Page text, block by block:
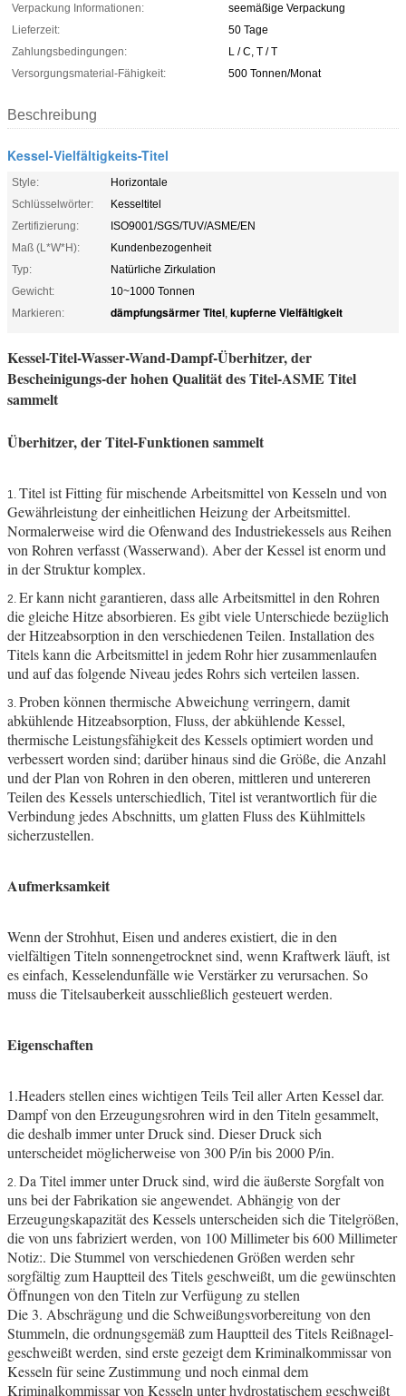
Verpackung Informationen:
seemäßige Verpackung
Lieferzeit:
50 Tage
Zahlungsbedingungen:
L / C, T / T
Versorgungsmaterial-Fähigkeit:
500 Tonnen/Monat
Beschreibung
Kessel-Vielfältigkeits-Titel
Style:
Horizontale
Schlüsselwörter:
Kesseltitel
Zertifizierung:
ISO9001/SGS/TUV/ASME/EN
Maß (L*W*H):
Kundenbezogenheit
Typ:
Natürliche Zirkulation
Gewicht:
10~1000 Tonnen
Markieren:
dämpfungsärmer Titel, kupferne Vielfältigkeit
Kessel-Titel-Wasser-Wand-Dampf-Überhitzer, der
Bescheinigungs-der hohen Qualität des Titel-ASME Titel
sammelt
Überhitzer, der Titel-Funktionen sammelt
1. Titel ist Fitting für mischende Arbeitsmittel von Kesseln und von
Gewährleistung der einheitlichen Heizung der Arbeitsmittel.
Normalerweise wird die Ofenwand des Industriekessels aus Reihen
von Rohren verfasst (Wasserwand). Aber der Kessel ist enorm und
in der Struktur komplex.
2. Er kann nicht garantieren, dass alle Arbeitsmittel in den Rohren
die gleiche Hitze absorbieren. Es gibt viele Unterschiede bezüglich
der Hitzeabsorption in den verschiedenen Teilen. Installation des
Titels kann die Arbeitsmittel in jedem Rohr hier zusammenlaufen
und auf das folgende Niveau jedes Rohrs sich verteilen lassen.
3. Proben können thermische Abweichung verringern, damit
abkühlende Hitzeabsorption, Fluss, der abkühlende Kessel,
thermische Leistungsfähigkeit des Kessels optimiert worden und
verbessert worden sind; darüber hinaus sind die Größe, die Anzahl
und der Plan von Rohren in den oberen, mittleren und untereren
Teilen des Kessels unterschiedlich, Titel ist verantwortlich für die
Verbindung jedes Abschnitts, um glatten Fluss des Kühlmittels
sicherzustellen.
Aufmerksamkeit
Wenn der Strohhut, Eisen und anderes existiert, die in den
vielfältigen Titeln sonnengetrocknet sind, wenn Kraftwerk läuft, ist
es einfach, Kesselendunfälle wie Verstärker zu verursachen. So
muss die Titelsauberkeit ausschließlich gesteuert werden.
Eigenschaften
1.Headers stellen eines wichtigen Teils Teil aller Arten Kessel dar.
Dampf von den Erzeugungsrohren wird in den Titeln gesammelt,
die deshalb immer unter Druck sind. Dieser Druck sich
unterscheidet möglicherweise von 300 P/in bis 2000 P/in.
2. Da Titel immer unter Druck sind, wird die äußerste Sorgfalt von
uns bei der Fabrikation sie angewendet. Abhängig von der
Erzeugungskapazität des Kessels unterscheiden sich die Titelgrößen,
die von uns fabriziert werden, von 100 Millimeter bis 600 Millimeter
Notiz:. Die Stummel von verschiedenen Größen werden sehr
sorgfältig zum Hauptteil des Titels geschweißt, um die gewünschten
Öffnungen von den Titeln zur Verfügung zu stellen
Die 3. Abschrägung und die Schweißungsvorbereitung von den
Stummeln, die ordnungsgemäß zum Hauptteil des Titels Reißnagel-
geschweißt werden, sind erste gezeigt dem Kriminalkommissar von
Kesseln für seine Zustimmung und noch einmal dem
Kriminalkommissar von Kesseln unter hydrostatischem geschweißt